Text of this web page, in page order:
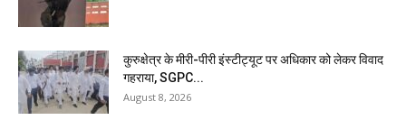
कुरुक्षेत्र के मीरी-पीरी इंस्टीट्यूट पर अधिकार को लेकर विवाद
गहराया, SGPC...
August 8, 2026